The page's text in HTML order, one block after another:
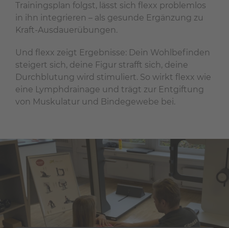
Trainingsplan folgst, lässt sich flexx problemlos
in ihn integrieren – als gesunde Ergänzung zu
Kraft-Ausdauerübungen.
Und flexx zeigt Ergebnisse: Dein Wohlbefinden
steigert sich, deine Figur strafft sich, deine
Durchblutung wird stimuliert. So wirkt flexx wie
eine Lymphdrainage und trägt zur Entgiftung
von Muskulatur und Bindegewebe bei.